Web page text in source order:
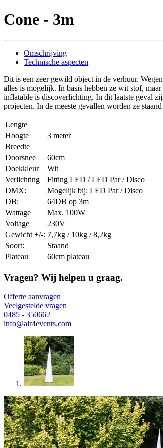
Cone - 3m
Omschrijving
Technische aspecten
Dit is een zeer gewild object in de verhuur.
alles is mogelijk. In basis hebben ze wit stof,
inflatable is discoverlichting. In dit laatste geval
projecten. In de meeste gevallen worden ze
Lengte
Hoogte
3 meter
Breedte
Doorsnee
60cm
Doekkleur
Wit
Verlichting
Fitting LED / LED Par / Disco
DMX:
Mogelijk bij: LED Par / Disco
DB:
64DB op 3m
Wattage
Max. 100W
Voltage
230V
Gewicht +/-: 7,7kg / 10kg / 8,2kg
Soort:
Staand
Plateau
60cm plateau
Vragen? Wij helpen u graag.
Offerte aanvragen
Veelgestelde vragen
0485 - 350662
info@air4events.com